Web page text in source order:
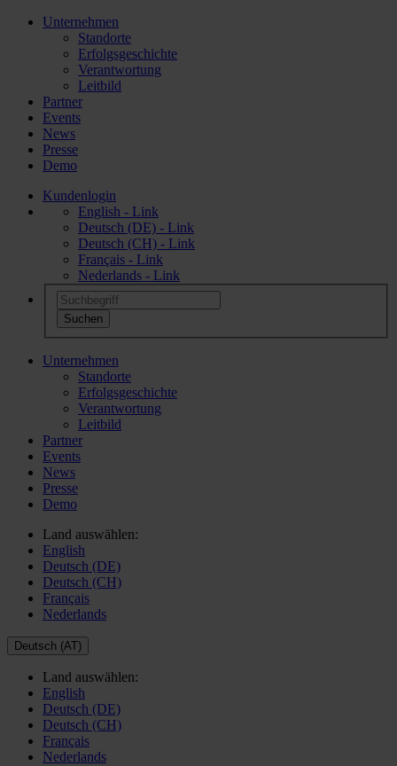
Unternehmen
Standorte
Erfolgsgeschichte
Verantwortung
Leitbild
Partner
Events
News
Presse
Demo
Kundenlogin
English - Link
Deutsch (DE) - Link
Deutsch (CH) - Link
Français - Link
Nederlands - Link
Unternehmen
Standorte
Erfolgsgeschichte
Verantwortung
Leitbild
Partner
Events
News
Presse
Demo
Land auswählen:
English
Deutsch (DE)
Deutsch (CH)
Français
Nederlands
Deutsch (AT)
Land auswählen:
English
Deutsch (DE)
Deutsch (CH)
Français
Nederlands